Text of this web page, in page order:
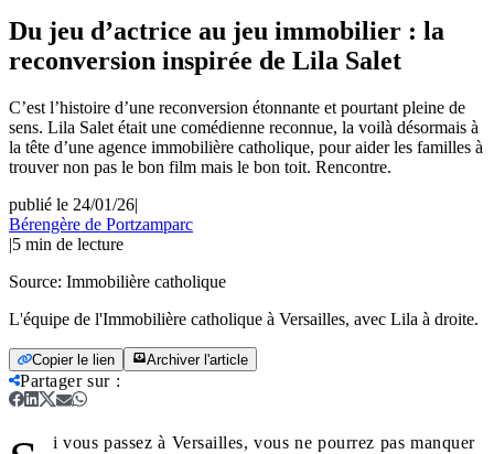
Du jeu d’actrice au jeu immobilier : la
reconversion inspirée de Lila Salet
C’est l’histoire d’une reconversion étonnante et pourtant pleine de
sens. Lila Salet était une comédienne reconnue, la voilà désormais à
la tête d’une agence immobilière catholique, pour aider les familles à
trouver non pas le bon film mais le bon toit. Rencontre.
publié le 24/01/26|
Bérengère de Portzamparc
|5 min de lecture
Source: Immobilière catholique
L'équipe de l'Immobilière catholique à Versailles, avec Lila à droite.
Copier le lien Archiver l'article
Partager sur:
i vous passez à Versailles, vous ne pourrez pas manquer